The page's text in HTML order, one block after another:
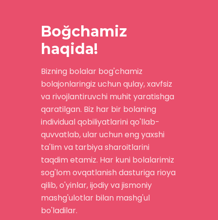
Boğchamiz
haqida!
Bizning bolalar bog'chamiz
bolajonlaringiz uchun qulay, xavfsiz
va rivojlantiruvchi muhit yaratishga
qaratilgan. Biz har bir bolaning
individual qobiliyatlarini qo'llab-
quvvatlab, ular uchun eng yaxshi
ta'lim va tarbiya sharoitlarini
taqdim etamiz. Har kuni bolalarimiz
sog'lom ovqatlanish dasturiga rioya
qilib, o'yinlar, ijodiy va jismoniy
mashg'ulotlar bilan mashg'ul
bo'ladilar.